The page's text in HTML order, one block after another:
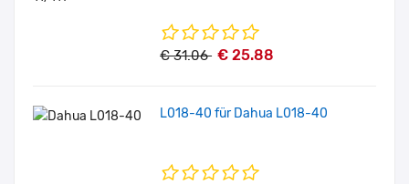
€ 31.06 € 25.88
L018-40 für Dahua L018-40